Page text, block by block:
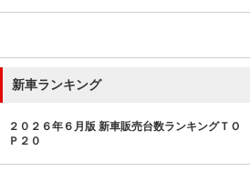
新車ランキング
２０２６年６月版 新車販売台数ランキングＴＯ
Ｐ２０